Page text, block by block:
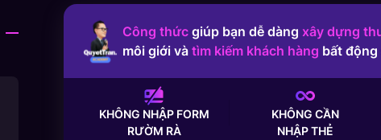
Công thức giúp bạn dễ dàng xây dựng
môi giới và tìm kiếm khách hàng bất
KHÔNG NHẬP FORM
RƯỜM RÀ
KHÔNG CẦN
NHẬP THẺ